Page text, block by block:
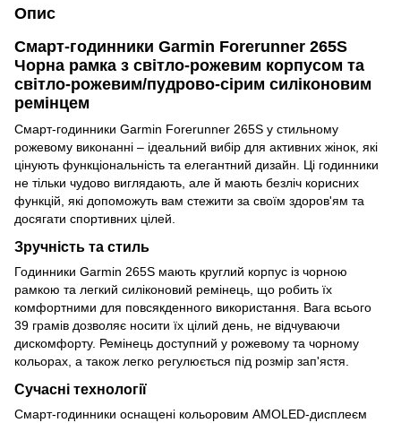
Опис
Смарт-годинники Garmin Forerunner 265S
Чорна рамка з світло-рожевим корпусом та
світло-рожевим/пудрово-сірим силіконовим
ремінцем
Смарт-годинники Garmin Forerunner 265S у стильному
рожевому виконанні – ідеальний вибір для активних жінок, які
цінують функціональність та елегантний дизайн. Ці годинники
не тільки чудово виглядають, але й мають безліч корисних
функцій, які допоможуть вам стежити за своїм здоров'ям та
досягати спортивних цілей.
Зручність та стиль
Годинники Garmin 265S мають круглий корпус із чорною
рамкою та легкий силіконовий ремінець, що робить їх
комфортними для повсякденного використання. Вага всього
39 грамів дозволяє носити їх цілий день, не відчуваючи
дискомфорту. Ремінець доступний у рожевому та чорному
кольорах, а також легко регулюється під розмір зап'ястя.
Сучасні технології
Смарт-годинники оснащені кольоровим AMOLED-дисплеєм